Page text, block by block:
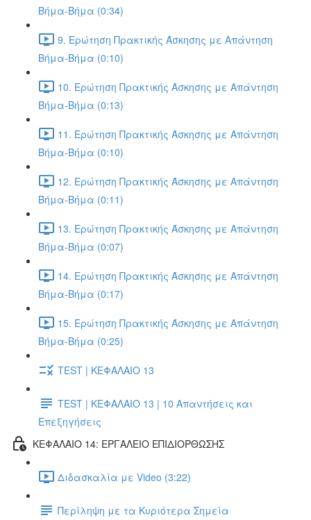
Βήμα-Βήμα (0:34)
9. Ερώτηση Πρακτικής Άσκησης με Απάντηση
Βήμα-Βήμα (0:10)
10. Ερώτηση Πρακτικής Άσκησης με Απάντηση
Βήμα-Βήμα (0:13)
11. Ερώτηση Πρακτικής Άσκησης με Απάντηση
Βήμα-Βήμα (0:10)
12. Ερώτηση Πρακτικής Άσκησης με Απάντηση
Βήμα-Βήμα (0:11)
13. Ερώτηση Πρακτικής Άσκησης με Απάντηση
Βήμα-Βήμα (0:07)
14. Ερώτηση Πρακτικής Άσκησης με Απάντηση
Βήμα-Βήμα (0:17)
15. Ερώτηση Πρακτικής Άσκησης με Απάντηση
Βήμα-Βήμα (0:25)
TEST | ΚΕΦΑΛΑΙΟ 13
TEST | ΚΕΦΑΛΑΙΟ 13 | 10 Απαντήσεις και
Επεξηγήσεις
ΚΕΦΑΛΑΙΟ 14: ΕΡΓΑΛΕΙΟ ΕΠΙΔΙΟΡΘΩΣΗΣ
Διδασκαλία με Video (3:22)
Περίληψη με τα Κυριότερα Σημεία